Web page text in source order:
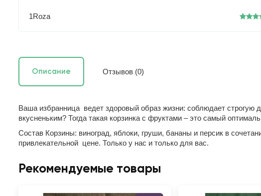
1Roza
Описание Отзывов (0)
Ваша избранница ведет здоровый образ жизни: соблюдает строгую
вкусненьким? Тогда такая корзинка с фруктами – это самый
Состав Корзины: виноград, яблоки, груши, бананы и персик в
привлекательной цене. Только у нас и только для вас.
Рекомендуемые товары